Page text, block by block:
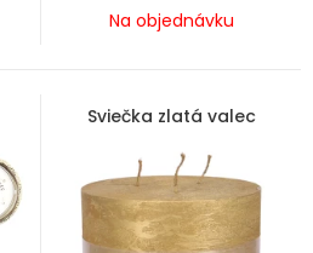
Na objednávku
Sviečka zlatá valec